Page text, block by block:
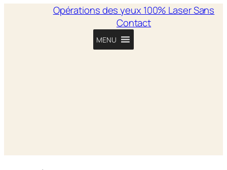
Opérations des yeux 100% Laser Sans
Contact
MENU